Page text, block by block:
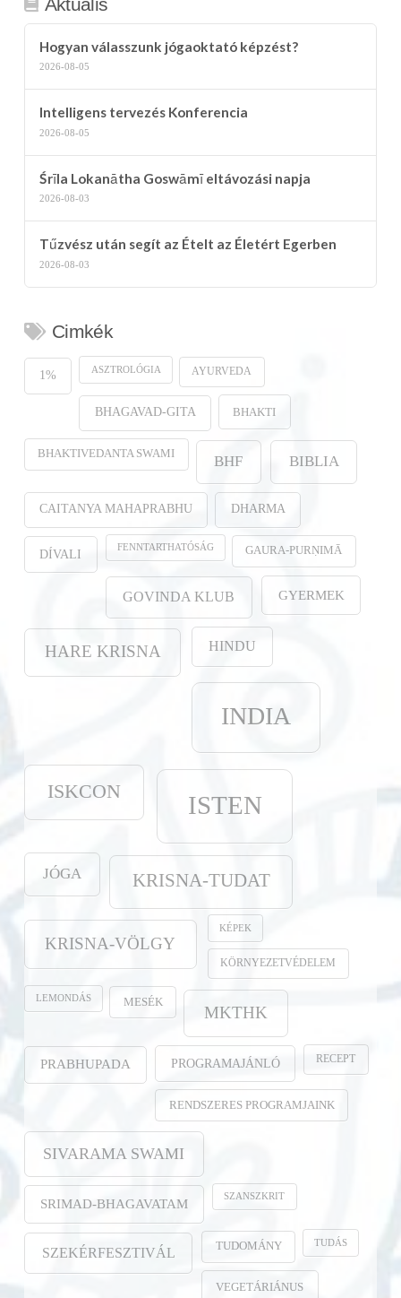
Aktuális
Hogyan válasszunk jógaoktató képzést?
2026-08-05
Intelligens tervezés Konferencia
2026-08-05
Śrīla Lokanātha Goswāmī eltávozási napja
2026-08-03
Tűzvész után segít az Ételt az Életért Egerben
2026-08-03
Cimkék
1% ASZTROLÓGIA AYURVEDA
BHAGAVAD-GITA BHAKTI
BHAKTIVEDANTA SWAMI BHF BIBLIA
CAITANYA MAHAPRABHU DHARMA
DÍVALI FENNTARTHATÓSÁG GAURA-PURṆIMĀ
GOVINDA KLUB GYERMEK
HARE KRISNA HINDU
INDIA
ISKCON ISTEN
JÓGA KRISNA-TUDAT
KRISNA-VÖLGY
KÉPEK
KÖRNYEZETVÉDELEM
LEMONDÁS MESÉK
MKTHK
PRABHUPADA PROGRAMAJÁNLÓ RECEPT
RENDSZERES PROGRAMJAINK
SIVARAMA SWAMI
SRIMAD-BHAGAVATAM SZANSZKRIT
SZEKÉRFESZTIVÁL TUDOMÁNY TUDÁS
VEGETÁRIÁNUS